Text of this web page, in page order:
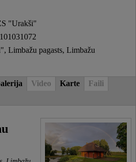
"Urakši"
Limbažu pagasts, Limbažu
Video Karte
Faili